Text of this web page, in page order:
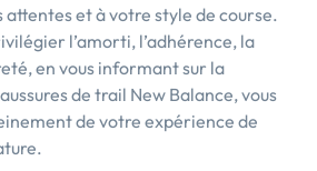
et à votre style de course.
l’amorti, l’adhérence, la
en vous informant sur la
de trail New Balance, vous
de votre expérience de